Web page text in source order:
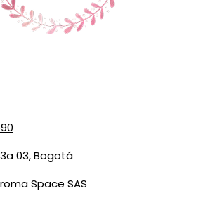
03, Bogotá
Space SAS